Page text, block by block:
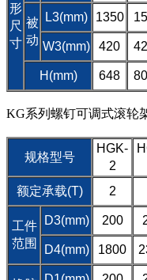
形
尺
寸
被
动
L3(mm) 1350
W3(mm) 420
H(mm) 648
KG系列螺钉可调式滚轮
规格型号
HGK-
2
额定承载(T)
2
工件
范围
D3(mm) 200
D4(mm) 1800